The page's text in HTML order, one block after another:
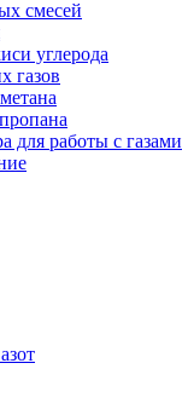
смесей
углерода
газов
для работы с газами